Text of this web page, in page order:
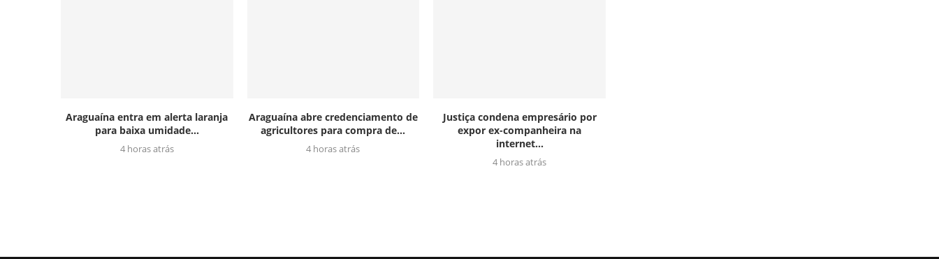
Araguaína entra em alerta laranja
para baixa umidade...
4 horas atrás
Araguaína abre credenciamento de
agricultores para compra de...
4 horas atrás
Justiça condena empresário por
expor ex-companheira na
internet...
4 horas atrás